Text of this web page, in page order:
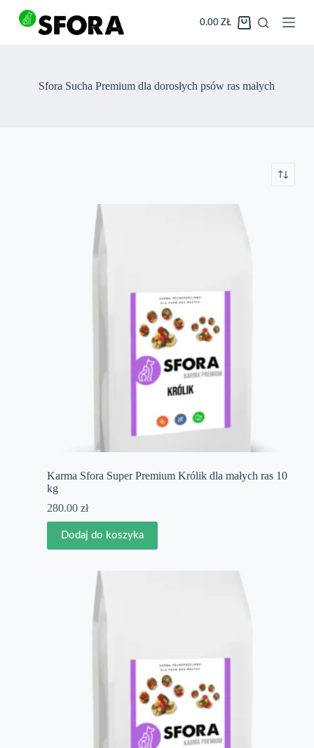
Koszyk
0.00 ZŁ
Sfora Sucha Premium dla dorosłych psów ras małych
Karma Sfora Super Premium Królik dla małych ras 10
kg
280.00 zł
Dodaj do koszyka